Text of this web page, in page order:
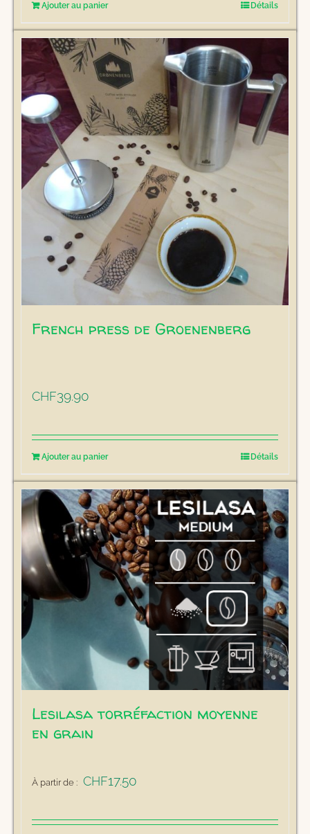
Ajouter au panier Détails
French press de Groenenberg
CHF39.90
Ajouter au panier Détails
Lesilasa torréfaction moyenne
en grain
À partir de : CHF17.50